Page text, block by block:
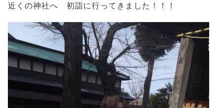
近くの神社へ 初詣に行ってきました！！！